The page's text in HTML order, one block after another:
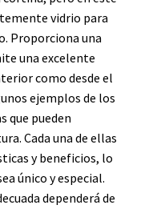
vidrio para
Proporciona una
una excelente
como desde el
ejemplos de los
que pueden
Cada una de ellas
y beneficios, lo
único y especial.
dependerá de